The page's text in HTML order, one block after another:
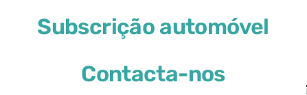
Subscrição automóvel
Contacta-nos
ou similar